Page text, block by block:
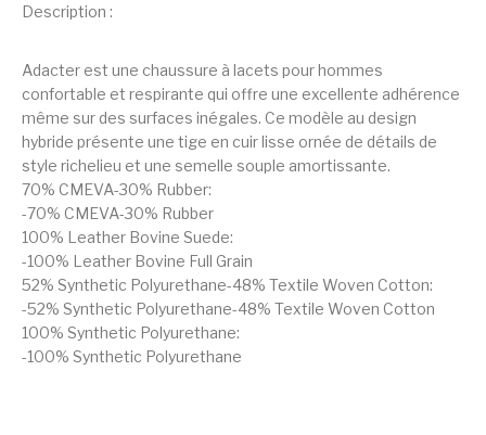
Description :
Adacter est une chaussure à lacets pour hommes
confortable et respirante qui offre une excellente adhérence
même sur des surfaces inégales. Ce modèle au design
hybride présente une tige en cuir lisse ornée de détails de
style richelieu et une semelle souple amortissante.
70% CMEVA-30% Rubber:
-70% CMEVA-30% Rubber
100% Leather Bovine Suede:
-100% Leather Bovine Full Grain
52% Synthetic Polyurethane-48% Textile Woven Cotton:
-52% Synthetic Polyurethane-48% Textile Woven Cotton
100% Synthetic Polyurethane:
-100% Synthetic Polyurethane